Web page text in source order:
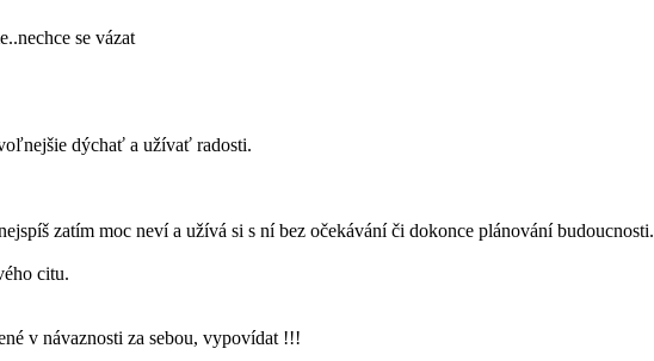
se vázat
dýchať a užívať radosti.
zatím moc neví a užívá si s ní bez očekávání či dokonce plánování budoucnosti.
citu.
v návaznosti za sebou, vypovídat !!!